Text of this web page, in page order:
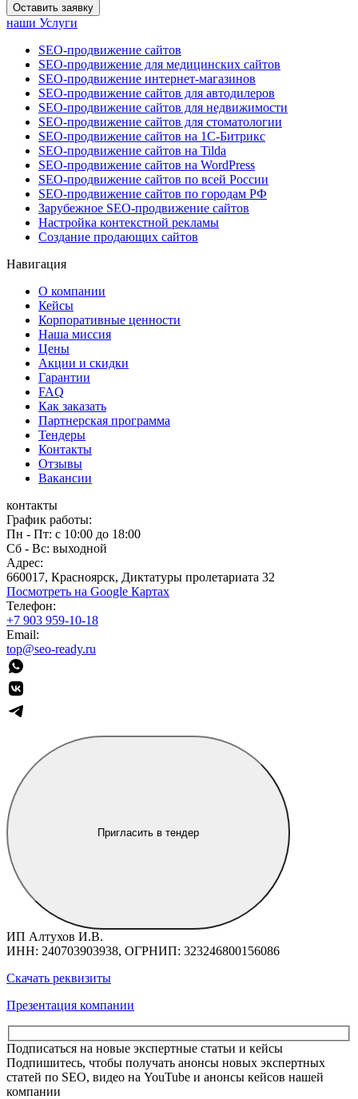
Оставить заявку
наши Услуги
SEO-продвижение сайтов
SEO-продвижение для медицинских сайтов
SEO-продвижение интернет-магазинов
SEO-продвижение сайтов для автодилеров
SEO-продвижение сайтов для недвижимости
SEO-продвижение сайтов для стоматологии
SEO-продвижение сайтов на 1С-Битрикс
SEO-продвижение сайтов на Tilda
SEO-продвижение сайтов на WordPress
SEO-продвижение сайтов по всей России
SEO-продвижение сайтов по городам РФ
Зарубежное SEO-продвижение сайтов
Настройка контекстной рекламы
Создание продающих сайтов
Навигация
О компании
Кейсы
Корпоративные ценности
Наша миссия
Цены
Акции и скидки
Гарантии
FAQ
Как заказать
Партнерская программа
Тендеры
Контакты
Отзывы
Вакансии
контакты
График работы:
Пн - Пт: с 10:00 до 18:00
Сб - Вс: выходной
Адрес:
660017, Красноярск, Диктатуры пролетариата 32
Посмотреть на Google Картах
Телефон:
+7 903 959-10-18
Email:
top@seo-ready.ru
Пригласить в тендер
ИП Алтухов И.В.
ИНН: 240703903938, ОГРНИП: 323246800156086
Скачать реквизиты
Презентация компании
Подписаться на новые экспертные статьи и кейсы
Подпишитесь, чтобы получать анонсы новых экспертных
статей по SEO, видео на YouTube и анонсы кейсов нашей
компании